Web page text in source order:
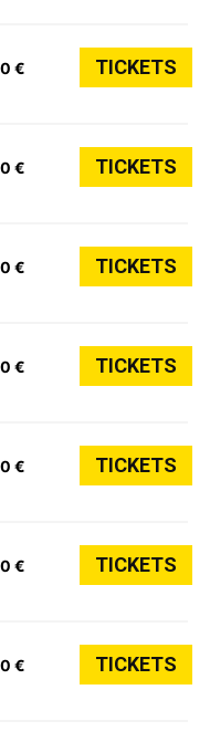
€ TICKETS
€ TICKETS
€ TICKETS
€ TICKETS
€ TICKETS
€ TICKETS
€ TICKETS